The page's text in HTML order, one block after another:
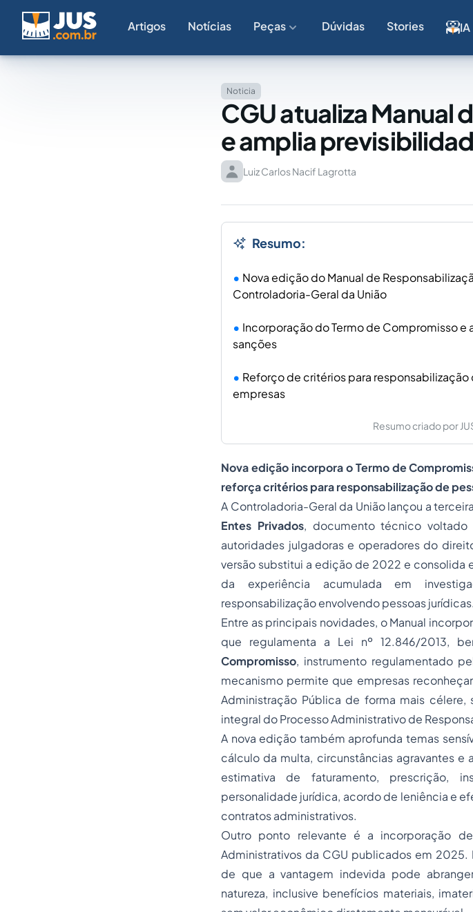
Artigos Notícias Peças Dúvidas Stories IA
Noticia
CGU atualiza Manual
e amplia
Luiz Carlos Nacif Lagrotta
Resumo:
Nova edição do Manual de
Controladoria-Geral da União
Incorporação do Termo de Compromisso
sanções
Reforço de critérios para
empresas
Resumo criado por
Nova edição incorpora o Termo de
reforça critérios para responsabilização de
A Controladoria-Geral da União lançou a
Entes Privados, documento técnico voltado
autoridades julgadoras e operadores do
versão substitui a edição de 2022 e consolida
da experiência acumulada em
responsabilização envolvendo pessoas jurídicas.
Entre as principais novidades, o Manual
que regulamenta a Lei nº 12.846/2013,
Compromisso, instrumento regulamentado
mecanismo permite que empresas
Administração Pública de forma mais
integral do Processo Administrativo de
A nova edição também aprofunda temas
cálculo da multa, circunstâncias agravantes e
estimativa de faturamento, prescrição,
personalidade jurídica, acordo de leniência e
contratos administrativos.
Outro ponto relevante é a incorporação
Administrativos da CGU publicados em
de que a vantagem indevida pode
natureza, inclusive benefícios materiais,